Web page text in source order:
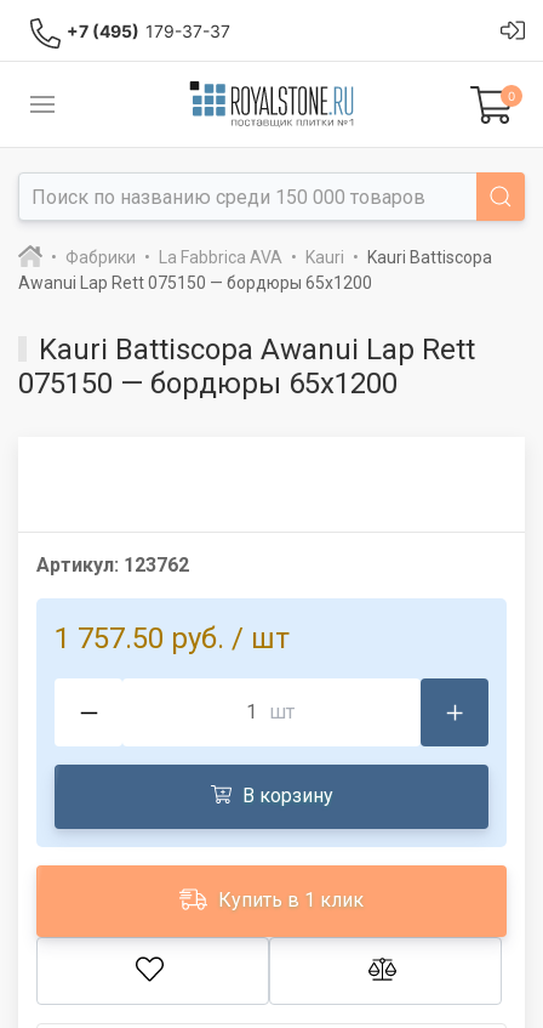
+7 (495) 179-37-37
0
Фабрики La Fabbrica AVA Kauri
Kauri Battiscopa
Awanui Lap Rett 075150 — бордюры 65x1200
Kauri Battiscopa Awanui Lap Rett
075150 — бордюры 65x1200
Артикул: 123762
1 757.50 руб. / шт
шт
В корзину
Купить в 1 клик